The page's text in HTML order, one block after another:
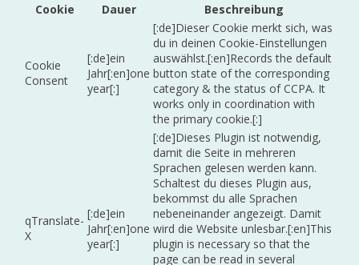
Cookie
Dauer Beschreibung
Cookie
Consent
[:de]ein
Jahr[:en]one
year[:]
[:de]Dieser Cookie merkt sich, was
du in deinen Cookie-Einstellungen
auswählst.[:en]Records the default
button state of the corresponding
category & the status of CCPA. It
works only in coordination with
the primary cookie.[:]
qTranslate-
X
[:de]ein
Jahr[:en]one
year[:]
[:de]Dieses Plugin ist notwendig,
damit die Seite in mehreren
Sprachen gelesen werden kann.
Schaltest du dieses Plugin aus,
bekommst du alle Sprachen
nebeneinander angezeigt. Damit
wird die Website unlesbar.[:en]This
plugin is necessary so that the
page can be read in several